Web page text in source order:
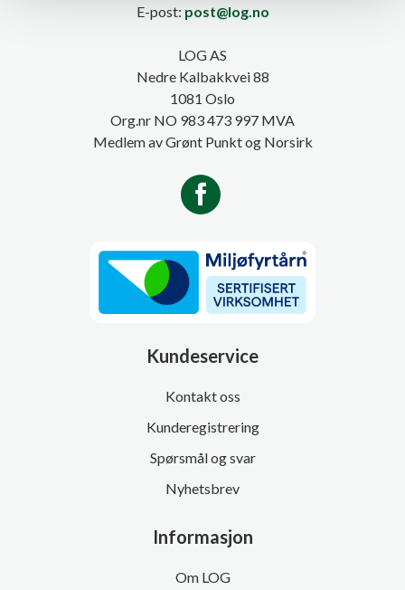
E-post: post@log.no
LOG AS
Nedre Kalbakkvei 88
1081 Oslo
Org.nr NO 983 473 997 MVA
Medlem av Grønt Punkt og Norsirk
Kundeservice
Kontakt oss
Kunderegistrering
Spørsmål og svar
Nyhetsbrev
Informasjon
Om LOG